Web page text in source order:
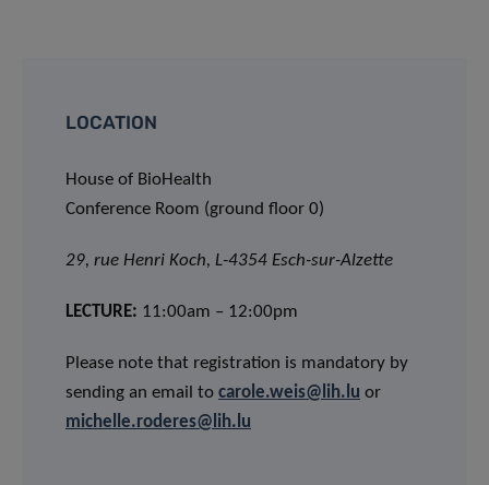
LOCATION
House of BioHealth
Conference Room (ground floor 0)
29, rue Henri Koch, L-4354 Esch-sur-Alzette
LECTURE: 11:00am – 12:00pm
Please note that registration is mandatory by
sending an email to carole.weis@lih.lu or
michelle.roderes@lih.lu